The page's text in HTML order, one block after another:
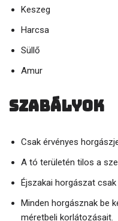
Keszeg
Harcsa
Süllő
Amur
Szabályok
Csak érvényes
A tó területén tilos a
Éjszakai horgászat
Minden horgásznak be
méretbeli korlátozásait.